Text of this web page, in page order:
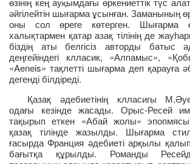
қ
әйгілейтін шығарма ұсынған. Заманының
оны сол өреге көтерген. Шығарма
халықтармен қатар азақ тілінің де
біздің аты белгісіз авторды батыс
деңгейіндегі клласик, «Алпамыс»,
«Aeneis» тақлетті шығарма деп қарауға
дегенді білдіреді.
Қазақ әдебиетінің клласигы
одағы кезінде жасады. Орыс-Ресей
тақырып еткен «Абай жолы»
қазақ тілінде жазылды. Шығарма
ғасырда Франция әдебиеті арқылы
бағытқа құрылды. Романды